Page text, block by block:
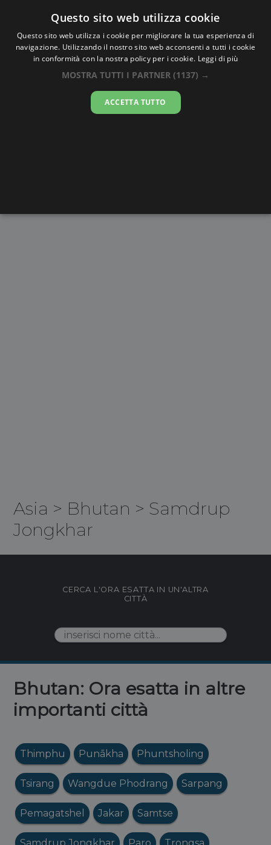
Oraesatta.co
Ora EsattaSamdrup
Jongkhar
02:10:29
Asia > Bhutan > Samdrup
Jongkhar
CERCA L'ORA ESATTA IN UN'ALTRA
CITTÀ
Bhutan: Ora esatta in altre
importanti città
Thimphu Punākha Phuntsholing
Tsirang Wangdue Phodrang Sarpang
Pemagatshel Jakar Samtse
Questo sito web utilizza cookie
Questo sito web utilizza i cookie per migliorare la tua esperienza di
navigazione. Utilizzando il nostro sito web acconsenti a tutti i cookie
in conformità con la nostra policy per i cookie. Leggi di più
MOSTRA TUTTI I PARTNER (1137) →
ACCETTA TUTTO